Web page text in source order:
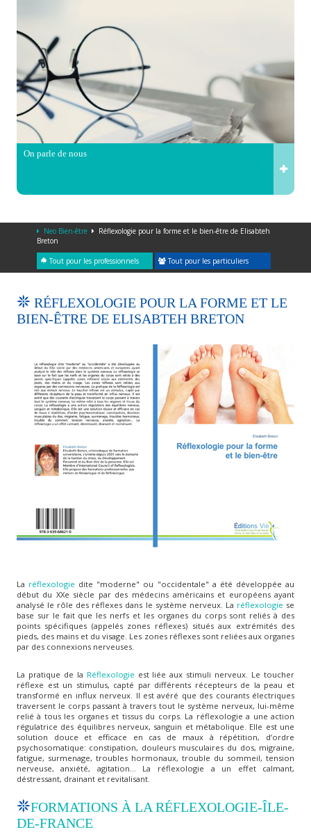
On parle de nous
Neo Bien-être
Réflexologie pour la forme et le bien-être de Elisabteh
Breton
Tout pour les professionnels Tout pour les particuliers
RÉFLEXOLOGIE POUR LA FORME ET LE
BIEN-ÊTRE DE ELISABTEH BRETON
La réflexologie dite "moderne" ou "occidentale" a été développée au
début du XXe siècle par des médecins américains et européens ayant
analysé le rôle des réflexes dans le système nerveux. La réflexologie se
base sur le fait que les nerfs et les organes du corps sont reliés à des
points spécifiques (appelés zones réflexes) situés aux extrémités des
pieds, des mains et du visage. Les zones réflexes sont reliées aux organes
par des connexions nerveuses.
La pratique de la Réflexologie est liée aux stimuli nerveux. Le toucher
réflexe est un stimulus, capté par différents récepteurs de la peau et
transformé en influx nerveux. Il est avéré que des courants électriques
traversent le corps passant à travers tout le système nerveux, lui-même
relié à tous les organes et tissus du corps. La réflexologie a une action
régulatrice des équilibres nerveux, sanguin et métabolique. Elle est une
solution douce et efficace en cas de maux à répétition, d’ordre
psychosomatique: constipation, douleurs musculaires du dos, migraine,
fatigue, surmenage, troubles hormonaux, trouble du sommeil, tension
nerveuse, anxiété, agitation... La réflexologie a un effet calmant,
déstressant, drainant et revitalisant.
FORMATIONS À LA RÉFLEXOLOGIE-ÎLE-
DE-FRANCE